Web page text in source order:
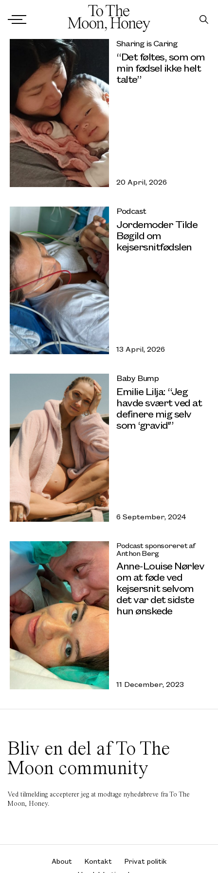
Sharing is Caring
“Det føltes, som om
min fødsel ikke helt
talte”
20 April, 2026
Podcast
Jordemoder Tilde
Bøgild om
kejsersnitfødslen
13 April, 2026
Baby Bump
Emilie Lilja: “Jeg
havde svært ved at
definere mig selv
som ‘gravid'”
6 September, 2024
Podcast sponsoreret af
Anthon Berg
Anne-Louise Nørlev
om at føde ved
kejsersnit selvom
det var det sidste
hun ønskede
11 December, 2023
Bliv en del af To The
Moon community
Ved tilmelding accepterer jeg at modtage nyhedsbreve fra To The
Moon, Honey.
About Kontakt
Privat politik